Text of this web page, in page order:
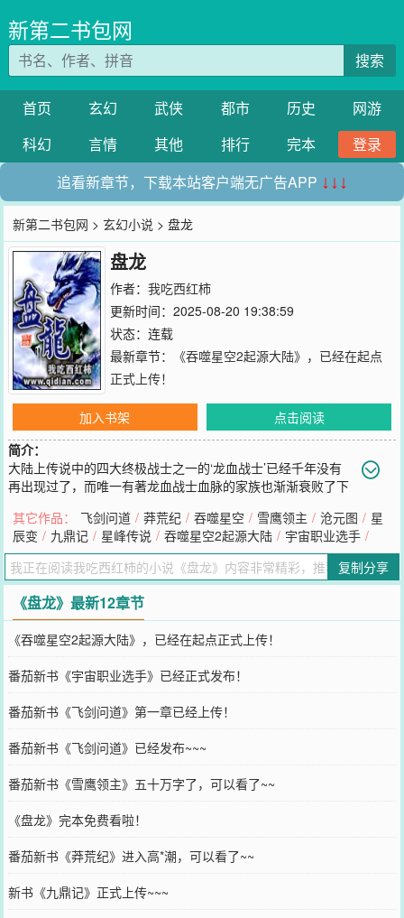
新第二书包网
搜索
首页 玄幻 武侠 都市 历史
网游
科幻
言情 其他 排行 完本
登录
追看新章节，下载本站客户端无广告APP ↓↓↓
新第二书包网 >玄幻小说 > 盘龙
盘龙
作者： 我吃西红柿
更新时间：2025-08-20 19:38:59
状态：连载
最新章节：
《吞噬星空2起源大陆》，已经在起点
正式上传！
加入书架
点击阅读
简介：
大陆上传说中的四大终极战士之一的‘龙血战士’已经千年没有
再出现过了，而唯一有著龙血战士血脉的家族也渐渐衰败了下
八岁的小林雷在踏入已经布满灰尘的祖屋当中的时候，却无意当中得
到一枚看似极为普通的戒指——盘龙戒指！<spanclass="hottext">本
书公告：</span>这是作者我吃西红柿发表：星峰传说、寸芒、星辰变
完结篇之後.开始最新连载第四本小说：盘龙希望大家会喜欢我吃西红
柿最新连载作品
您要是觉得《盘龙》还不错的话请不要忘记向您QQ群和微博微信里的
朋友推荐哦！
其它作品： 飞剑问道 / 莽荒纪 / 吞噬星空 / 雪鹰领主 / 沧元图 / 星
辰变 / 九鼎记 / 星峰传说 / 吞噬星空2起源大陆 / 宇宙职业选手 /
复制分享
《盘龙》最新12章节
《吞噬星空2起源大陆》，已经在起点正式上传！
番茄新书《宇宙职业选手》已经正式发布！
番茄新书《飞剑问道》第一章已经上传！
番茄新书《飞剑问道》已经发布~~~
番茄新书《雪鹰领主》五十万字了，可以看了~~
《盘龙》完本免费看啦！
番茄新书《莽荒纪》进入高*潮，可以看了~~
新书《九鼎记》正式上传~~~